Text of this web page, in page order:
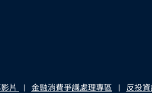
片 金融消費爭議處理專區 反投